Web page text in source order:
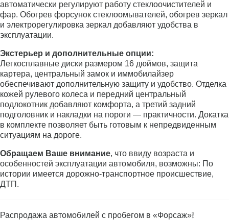
автоматически регулируют работу стеклоочистителей и
фар. Обогрев форсунок стеклоомывателей, обогрев зеркал
и электрорегулировка зеркал добавляют удобства в
эксплуатации.
Экстерьер и дополнительные опции:
Легкосплавные диски размером 16 дюймов, защита
картера, центральный замок и иммобилайзер
обеспечивают дополнительную защиту и удобство. Отделка
кожей рулевого колеса и передний центральный
подлокотник добавляют комфорта, а третий задний
подголовник и накладки на пороги — практичности. Докатка
в комплекте позволяет быть готовым к непредвиденным
ситуациям на дороге.
Обращаем Ваше внимание, что ввиду возраста и
особенностей эксплуатации автомобиля, возможны: По
истории имеется дорожно-транспортное происшествие,
ДТП.
Распродажа автомобилей с пробегом в «Форсаж»❕